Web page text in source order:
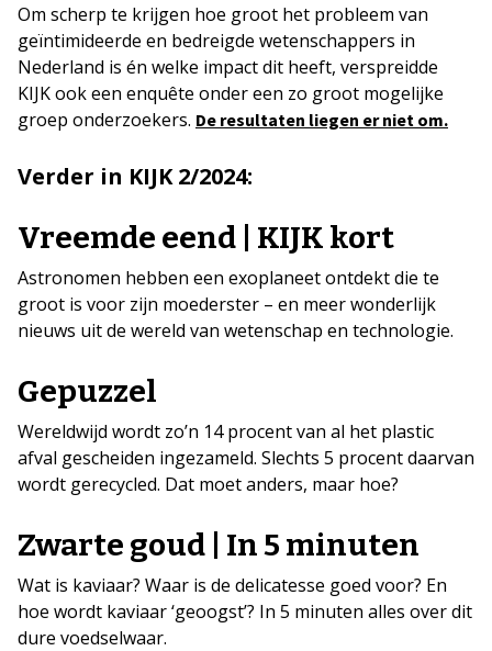
Om scherp te krijgen hoe groot het probleem van
geïntimideerde en bedreigde wetenschappers in
Nederland is én welke impact dit heeft, verspreidde
KIJK ook een enquête onder een zo groot mogelijke
groep onderzoekers. De resultaten liegen er niet om.
Verder in KIJK 2/2024:
Vreemde eend | KIJK kort
Astronomen hebben een exoplaneet ontdekt die te
groot is voor zijn moederster – en meer wonderlijk
nieuws uit de wereld van wetenschap en technologie.
Gepuzzel
Wereldwijd wordt zo’n 14 procent van al het plastic
afval gescheiden ingezameld. Slechts 5 procent daarvan
wordt gerecycled. Dat moet anders, maar hoe?
Zwarte goud | In 5 minuten
Wat is kaviaar? Waar is de delicatesse goed voor? En
hoe wordt kaviaar ‘geoogst’? In 5 minuten alles over dit
dure voedselwaar.